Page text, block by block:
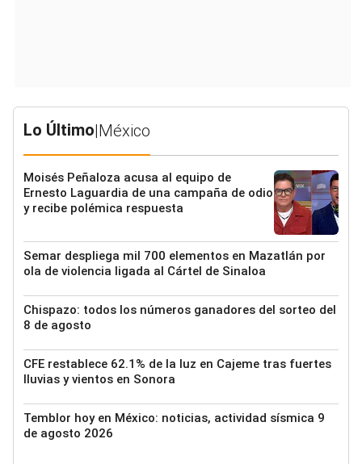
Lo Último|México
Moisés Peñaloza acusa al equipo de
Ernesto Laguardia de una campaña de odio
y recibe polémica respuesta
Semar despliega mil 700 elementos en Mazatlán por
ola de violencia ligada al Cártel de Sinaloa
Chispazo: todos los números ganadores del sorteo del
8 de agosto
CFE restablece 62.1% de la luz en Cajeme tras fuertes
lluvias y vientos en Sonora
Temblor hoy en México: noticias, actividad sísmica 9
de agosto 2026